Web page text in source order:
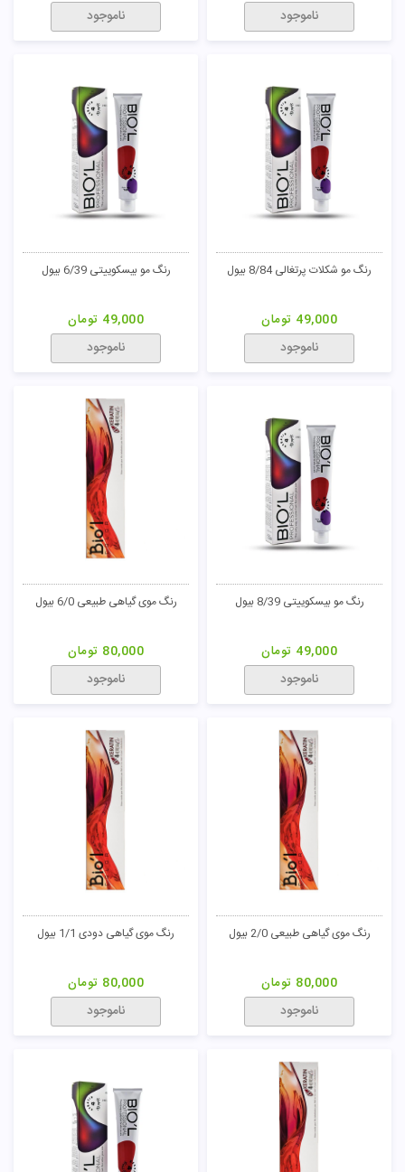
ناموجود
ناموجود
رنگ مو شکلات پرتغالی 8/84 بیول
49,000 تومان
ناموجود
رنگ مو بیسکوییتی 6/39 بیول
49,000 تومان
ناموجود
رنگ مو بیسکوییتی 8/39 بیول
49,000 تومان
ناموجود
رنگ موی گیاهی طبیعی 6/0 بیول
80,000 تومان
ناموجود
رنگ موی گیاهی طبیعی 2/0 بیول
80,000 تومان
ناموجود
رنگ موی گیاهی دودی 1/1 بیول
80,000 تومان
ناموجود